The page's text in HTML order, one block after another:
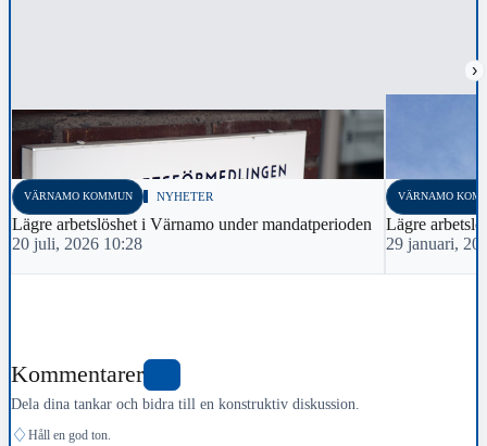
›
VÄRNAMO KOMMUN NYHETER
Lägre arbetslöshet i Värnamo under mandatperioden
20 juli, 2026 10:28
VÄRNAMO
Lägre
29 januari,
Kommentarer
Dela dina tankar och bidra till en konstruktiv diskussion.
♢ Håll en god ton.